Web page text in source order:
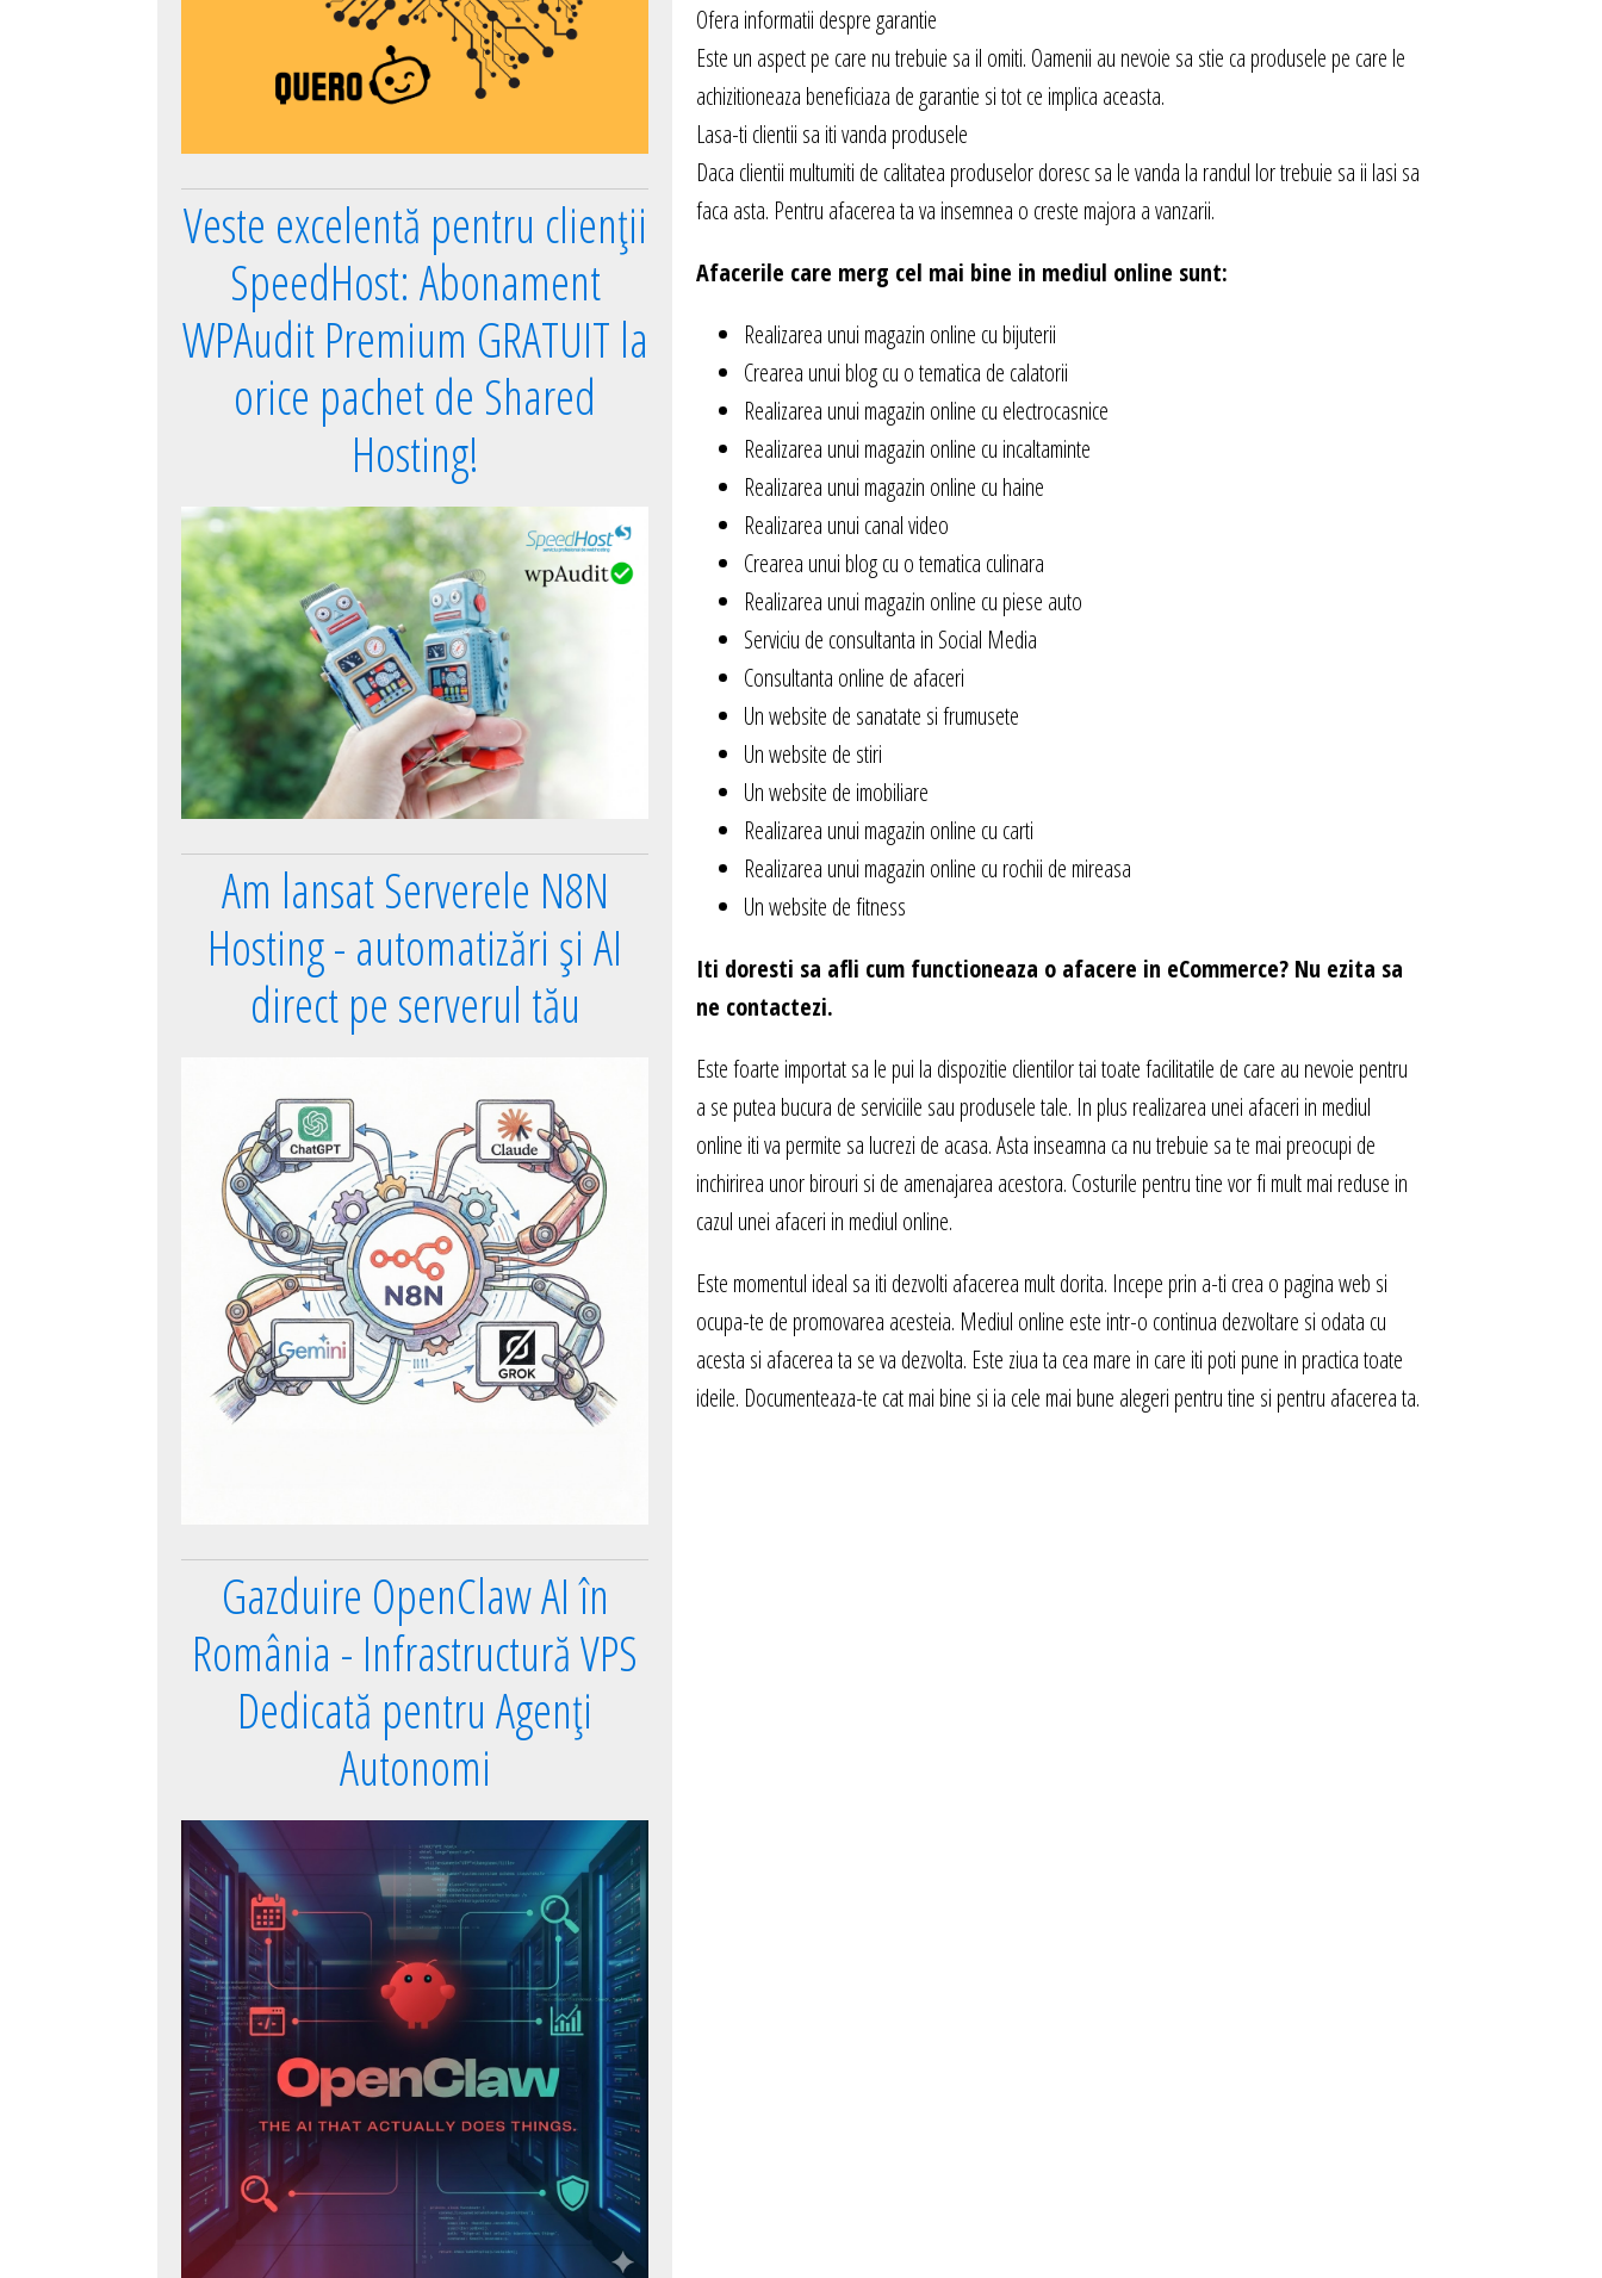
Veste excelentă pentru clienții
SpeedHost: Abonament
WPAudit Premium GRATUIT la
orice pachet de Shared
Hosting!
Am lansat Serverele N8N
Hosting - automatizări și AI
direct pe serverul tău
Gazduire OpenClaw AI în
România - Infrastructură VPS
Dedicată pentru Agenți
Autonomi
Ofera informatii despre garantie
Este un aspect pe care nu trebuie sa il omiti. Oamenii au nevoie sa stie ca produsele pe care le
achizitioneaza beneficiaza de garantie si tot ce implica aceasta.
Lasa-ti clientii sa iti vanda produsele
Daca clientii multumiti de calitatea produselor doresc sa le vanda la randul lor trebuie sa ii lasi sa
faca asta. Pentru afacerea ta va insemnea o creste majora a vanzarii.
Afacerile care merg cel mai bine in mediul online sunt:
Realizarea unui magazin online cu bijuterii
Crearea unui blog cu o tematica de calatorii
Realizarea unui magazin online cu electrocasnice
Realizarea unui magazin online cu incaltaminte
Realizarea unui magazin online cu haine
Realizarea unui canal video
Crearea unui blog cu o tematica culinara
Realizarea unui magazin online cu piese auto
Serviciu de consultanta in Social Media
Consultanta online de afaceri
Un website de sanatate si frumusete
Un website de stiri
Un website de imobiliare
Realizarea unui magazin online cu carti
Realizarea unui magazin online cu rochii de mireasa
Un website de fitness
Iti doresti sa afli cum functioneaza o afacere in eCommerce? Nu ezita sa
ne contactezi.
Este foarte importat sa le pui la dispozitie clientilor tai toate facilitatile de care au nevoie pentru
a se putea bucura de serviciile sau produsele tale. In plus realizarea unei afaceri in mediul
online iti va permite sa lucrezi de acasa. Asta inseamna ca nu trebuie sa te mai preocupi de
inchirirea unor birouri si de amenajarea acestora. Costurile pentru tine vor fi mult mai reduse in
cazul unei afaceri in mediul online.
Este momentul ideal sa iti dezvolti afacerea mult dorita. Incepe prin a-ti crea o pagina web si
ocupa-te de promovarea acesteia. Mediul online este intr-o continua dezvoltare si odata cu
acesta si afacerea ta se va dezvolta. Este ziua ta cea mare in care iti poti pune in practica toate
ideile. Documenteaza-te cat mai bine si ia cele mai bune alegeri pentru tine si pentru afacerea ta.